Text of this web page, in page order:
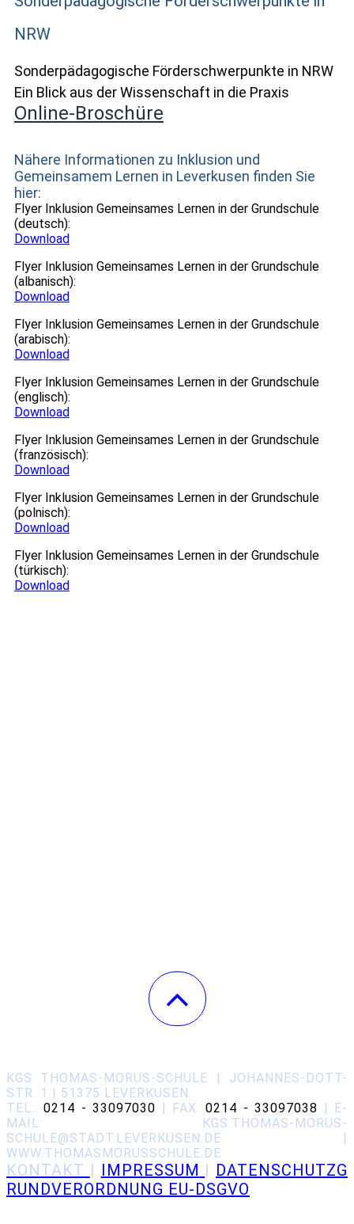
NRW
Sonderpädagogische Förderschwerpunkte in NRW
Ein Blick aus der Wissenschaft in die Praxis
Online-Broschüre
Nähere Informationen zu Inklusion und
Gemeinsamem Lernen in Leverkusen finden Sie
hier:
Flyer Inklusion Gemeinsames Lernen in der Grundschule
(deutsch):
Download
Flyer Inklusion Gemeinsames Lernen in der Grundschule
(albanisch):
Download
Flyer Inklusion Gemeinsames Lernen in der Grundschule
(arabisch):
Download
Flyer Inklusion Gemeinsames Lernen in der Grundschule
(englisch):
Download
Flyer Inklusion Gemeinsames Lernen in der Grundschule
(französisch):
Download
Flyer Inklusion Gemeinsames Lernen in der Grundschule
(polnisch):
Download
Flyer Inklusion Gemeinsames Lernen in der Grundschule
(türkisch):
Download
KGS THOMAS-MORUS-SCHULE | JOHANNES-DOTT-
STR. 1 | 51375 LEVERKUSEN
TEL.:0214 - 33097030 | FAX:0214 - 33097038 | E-
MAIL: KGS.THOMAS-MORUS-
SCHULE@STADT.LEVERKUSEN.DE |
WWW.THOMASMORUSSCHULE.DE
KONTAKT | IMPRESSUM | DATENSCHUTZG
RUNDVERORDNUNG EU-DSGVO